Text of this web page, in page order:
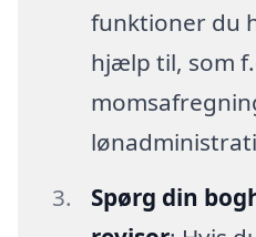
funktioner du
hjælp til, som
Spørg din